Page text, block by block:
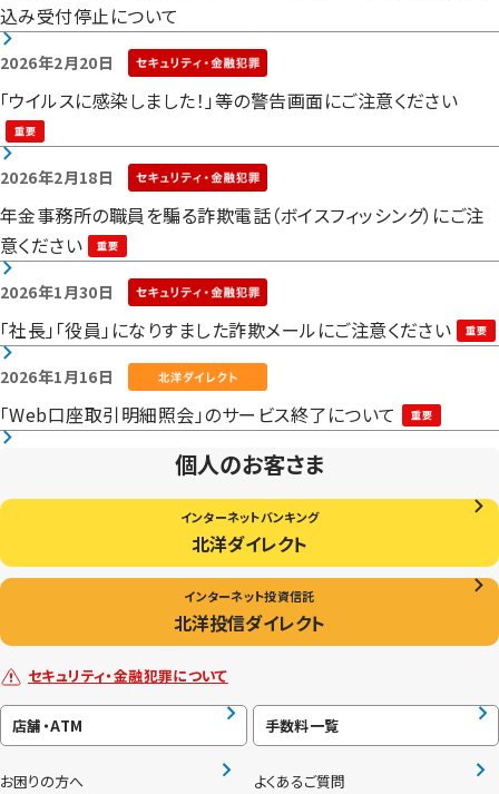
込み受付停止について
2026年2月20日
「ウイルスに感染しました！」等の警告画面にご注意ください
2026年2月18日
年金事務所の職員を騙る詐欺電話（ボイスフィッシング）にご注
意ください
2026年1月30日
「社長」「役員」になりすました詐欺メールにご注意ください
2026年1月16日
「Web口座取引明細照会」のサービス終了について
個人のお客さま
インターネットバンキング
北洋ダイレクト
インターネット投資信託
北洋投信ダイレクト
セキュリティ・金融犯罪について
店舗・ATM 手数料一覧
お困りの方へ よくあるご質問